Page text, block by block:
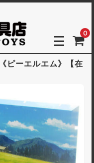
0
ピーエルエム》【在